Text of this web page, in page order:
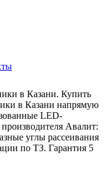
в Казани. Купить
в Казани напрямую
LED-
Авалит:
углы рассеивания
по ТЗ. Гарантия 5